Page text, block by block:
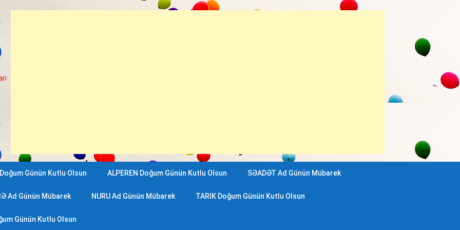
Günün Kutlu Olsun ALPEREN Doğum Günün Kutlu Olsun SƏADƏT Ad Günün Mübarek
Ad Günün Mübarek NURU Ad Günün Mübarek TARIK Doğum Günün Kutlu Olsun
Günün Kutlu Olsun